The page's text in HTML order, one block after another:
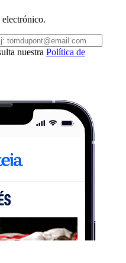
nuestra Política de